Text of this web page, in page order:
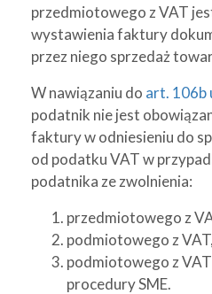
przedmiotowego z VAT
wystawienia faktury
przez niego sprzedaż
W nawiązaniu do art. 106b
podatnik nie jest
faktury w odniesieniu do
od podatku VAT w
podatnika ze zwolnienia:
przedmiotowego z
podmiotowego z VAT,
podmiotowego z
procedury SME.